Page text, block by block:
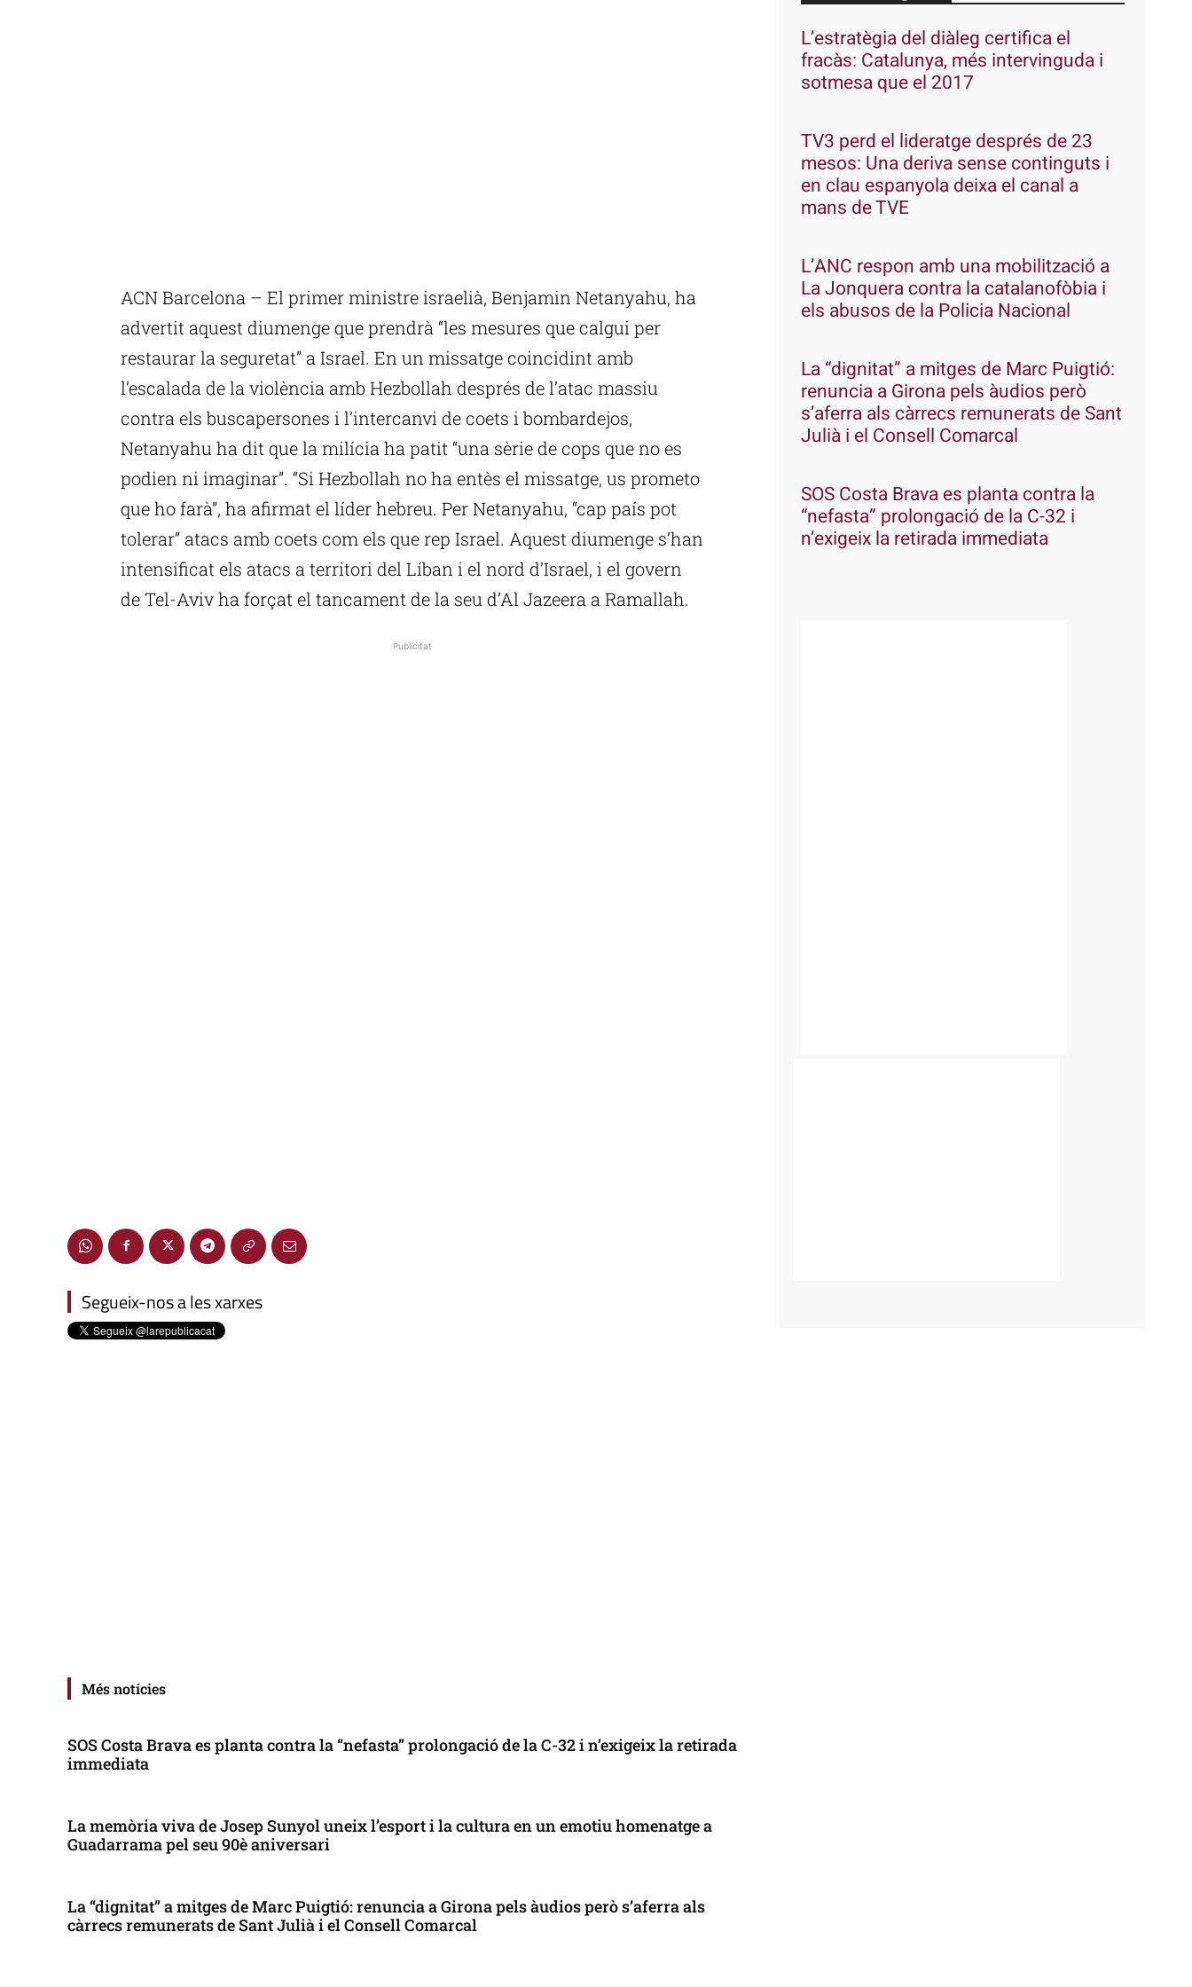
ACN Barcelona – El primer ministre israelià, Benjamin Netanyahu, ha
advertit aquest diumenge que prendrà “les mesures que calgui per
restaurar la seguretat” a Israel. En un missatge coincidint amb
l’escalada de la violència amb Hezbollah després de l’atac massiu
contra els buscapersones i l’intercanvi de coets i bombardejos,
Netanyahu ha dit que la milícia ha patit “una sèrie de cops que no es
podien ni imaginar”. “Si Hezbollah no ha entès el missatge, us prometo
que ho farà”, ha afirmat el líder hebreu. Per Netanyahu, “cap país pot
tolerar” atacs amb coets com els que rep Israel. Aquest diumenge s’han
intensificat els atacs a territori del Líban i el nord d’Israel, i el govern
de Tel-Aviv ha forçat el tancament de la seu d’Al Jazeera a Ramallah.
Publicitat
Segueix-nos a les xarxes
Més notícies
SOS Costa Brava es planta contra la “nefasta” prolongació de la C-32 i n’exigeix la retirada
immediata
La memòria viva de Josep Sunyol uneix l’esport i la cultura en un emotiu homenatge a
Guadarrama pel seu 90è aniversari
La “dignitat” a mitges de Marc Puigtió: renuncia a Girona pels àudios però s’aferra als
càrrecs remunerats de Sant Julià i el Consell Comarcal
L’estratègia del diàleg certifica el
fracàs: Catalunya, més intervinguda i
sotmesa que el 2017
TV3 perd el lideratge després de 23
mesos: Una deriva sense continguts i
en clau espanyola deixa el canal a
mans de TVE
L’ANC respon amb una mobilització a
La Jonquera contra la catalanofòbia i
els abusos de la Policia Nacional
La “dignitat” a mitges de Marc Puigtió:
renuncia a Girona pels àudios però
s’aferra als càrrecs remunerats de Sant
Julià i el Consell Comarcal
SOS Costa Brava es planta contra la
“nefasta” prolongació de la C-32 i
n’exigeix la retirada immediata